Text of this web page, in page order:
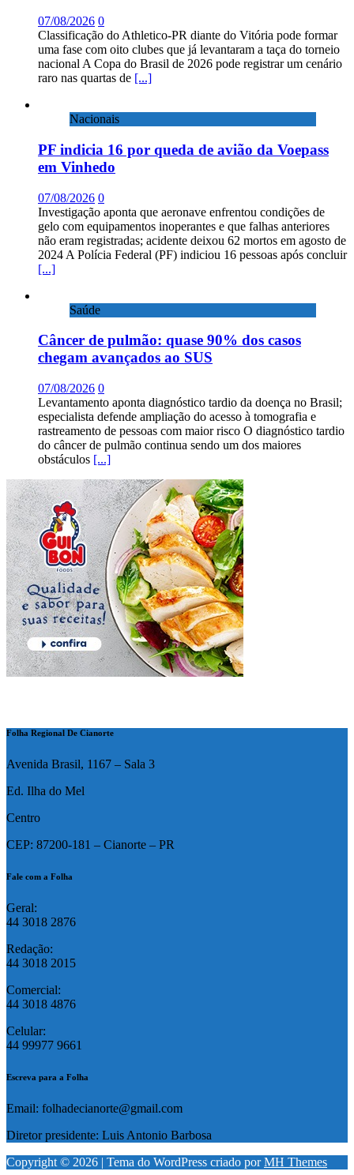
07/08/2026 0
Classificação do Athletico-PR diante do Vitória pode formar
uma fase com oito clubes que já levantaram a taça do torneio
nacional A Copa do Brasil de 2026 pode registrar um cenário
raro nas quartas de [...]
Nacionais
PF indicia 16 por queda de avião da Voepass
em Vinhedo
07/08/2026 0
Investigação aponta que aeronave enfrentou condições de
gelo com equipamentos inoperantes e que falhas anteriores
não eram registradas; acidente deixou 62 mortos em agosto de
2024 A Polícia Federal (PF) indiciou 16 pessoas após concluir
[...]
Saúde
Câncer de pulmão: quase 90% dos casos
chegam avançados ao SUS
07/08/2026 0
Levantamento aponta diagnóstico tardio da doença no Brasil;
especialista defende ampliação do acesso à tomografia e
rastreamento de pessoas com maior risco O diagnóstico tardio
do câncer de pulmão continua sendo um dos maiores
obstáculos [...]
Folha Regional De Cianorte
Avenida Brasil, 1167 – Sala 3
Ed. Ilha do Mel
Centro
CEP: 87200-181 – Cianorte – PR
Fale com a Folha
Geral:
44 3018 2876
Redação:
44 3018 2015
Comercial:
44 3018 4876
Celular:
44 99977 9661
Escreva para a Folha
Email: folhadecianorte@gmail.com
Diretor presidente: Luis Antonio Barbosa
Copyright © 2026 | Tema do WordPress criado porMH Themes